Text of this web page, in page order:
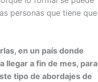
personas que tiene que
en un país donde
llegar a fin de mes, para
tipo de abordajes de